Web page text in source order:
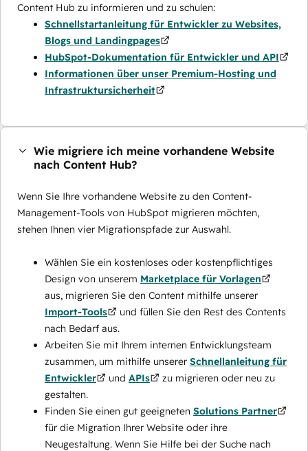
Content Hub zu informieren und zu schulen:
Schnellstartanleitung für Entwickler zu Websites,
Blogs und Landingpages
HubSpot-Dokumentation für Entwickler und API
Informationen über unser Premium-Hosting und
Infrastruktursicherheit
Wie migriere ich meine vorhandene Website
nach Content Hub?
Wenn Sie Ihre vorhandene Website zu den Content-
Management-Tools von HubSpot migrieren möchten,
stehen Ihnen vier Migrationspfade zur Auswahl.
Wählen Sie ein kostenloses oder kostenpflichtiges
Design von unserem Marketplace für Vorlagen
aus, migrieren Sie den Content mithilfe unserer
Import-Tools
und füllen Sie den Rest des Contents
nach Bedarf aus.
Arbeiten Sie mit Ihrem internen Entwicklungsteam
zusammen, um mithilfe unserer Schnellanleitung für
Entwickler
und APIs
zu migrieren oder neu zu
gestalten.
Finden Sie einen gut geeigneten Solutions Partner
für die Migration Ihrer Website oder ihre
Neugestaltung. Wenn Sie Hilfe bei der Suche nach